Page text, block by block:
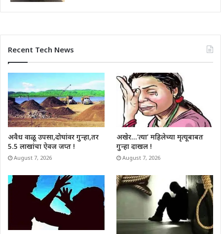
Recent Tech News
अवैध वाळू उपसा,दोघांवर गुन्हा,तर
5.5 लाखांचा ऐवज जप्त !
August 7, 2026
अखेर…’त्या’ महिलेच्या मृत्यूबाबत
गुन्हा दाखल !
August 7, 2026